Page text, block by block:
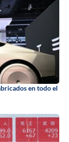
en todo el